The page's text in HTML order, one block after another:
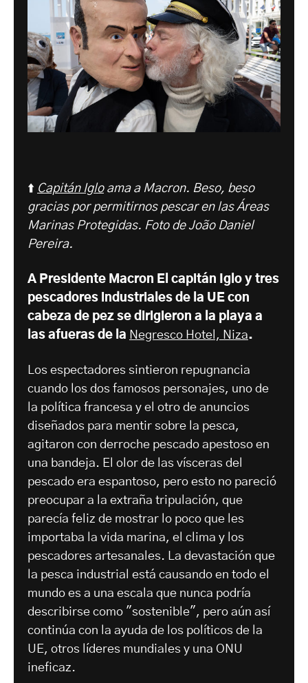
⬆️ Capitán Igloama a Macron. Beso, beso
gracias por permitirnos pescar en las Áreas
Marinas Protegidas. Foto de João Daniel
Pereira.
A Presidente Macron El capitán Iglo y tres
pescadores industriales de la UE con
cabeza de pez se dirigieron a la playa a
las afueras de la Negresco Hotel, Niza.
Los espectadores sintieron repugnancia
cuando los dos famosos personajes, uno de
la política francesa y el otro de anuncios
diseñados para mentir sobre la pesca,
agitaron con derroche pescado apestoso en
una bandeja. El olor de las vísceras del
pescado era espantoso, pero esto no pareció
preocupar a la extraña tripulación, que
parecía feliz de mostrar lo poco que les
importaba la vida marina, el clima y los
pescadores artesanales. La devastación que
la pesca industrial está causando en todo el
mundo es a una escala que nunca podría
describirse como "sostenible", pero aún así
continúa con la ayuda de los políticos de la
UE, otros líderes mundiales y una ONU
ineficaz.